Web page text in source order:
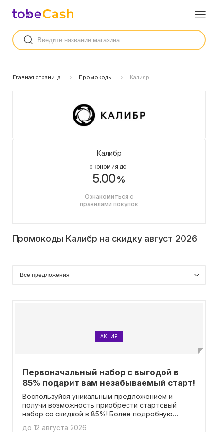
Главная страница Промокоды Калибр
Калибр
ЭКОНОМИЯ ДО:
5.00%
Ознакомиться с
правилами покупок
Промокоды Калибр на скидку август 2026
АКЦИЯ
Первоначальный набор с выгодой в
85% подарит вам незабываемый старт!
Воспользуйся уникальным предложением и
получи возможность приобрести стартовый
набор со скидкой в 85%! Более подробную
до 12 августа 2026